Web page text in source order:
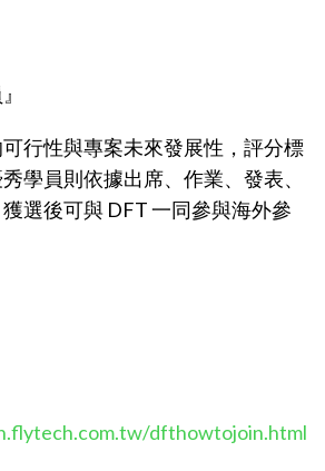
行性與專案未來發展性，評分標
學員則依據出席、作業、發表、
選後可與 DFT 一同參與海外參
dfthowtojoin.html